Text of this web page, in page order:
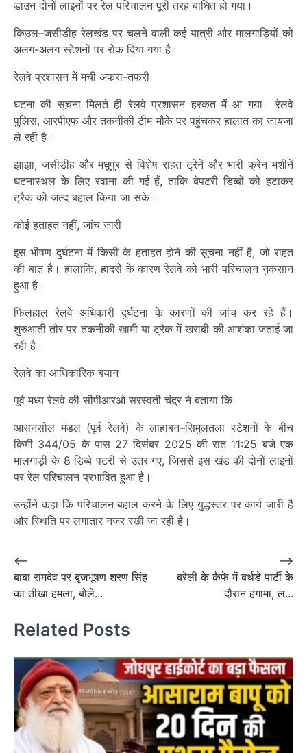
डाउन दोनों लाइनों पर रेल परिचालन पूरी तरह बाधित हो गया।
किउल–जसीडीह रेलखंड पर चलने वाली कई यात्री और मालगाड़ियों को
अलग-अलग स्टेशनों पर रोक दिया गया है।
रेलवे प्रशासन में मची अफरा-तफरी
घटना की सूचना मिलते ही रेलवे प्रशासन हरकत में आ गया। रेलवे
पुलिस, आरपीएफ और तकनीकी टीम मौके पर पहुंचकर हालात का जायजा
ले रही है।
झाझा, जसीडीह और मधुपुर से विशेष राहत ट्रेनें और भारी क्रेन मशीनें
घटनास्थल के लिए रवाना की गई हैं, ताकि बेपटरी डिब्बों को हटाकर
ट्रैक को जल्द बहाल किया जा सके।
कोई हताहत नहीं, जांच जारी
इस भीषण दुर्घटना में किसी के हताहत होने की सूचना नहीं है, जो राहत
की बात है। हालांकि, हादसे के कारण रेलवे को भारी परिचालन नुकसान
हुआ है।
फिलहाल रेलवे अधिकारी दुर्घटना के कारणों की जांच कर रहे हैं।
शुरुआती तौर पर तकनीकी खामी या ट्रैक में खराबी की आशंका जताई जा
रही है।
रेलवे का आधिकारिक बयान
पूर्व मध्य रेलवे की सीपीआरओ सरस्वती चंद्र ने बताया कि
आसनसोल मंडल (पूर्व रेलवे) के लाहाबन–सिमुलतला स्टेशनों के बीच
किमी 344/05 के पास 27 दिसंबर 2025 की रात 11:25 बजे एक
मालगाड़ी के 8 डिब्बे पटरी से उतर गए, जिससे इस खंड की दोनों लाइनों
पर रेल परिचालन प्रभावित हुआ है।
उन्होंने कहा कि परिचालन बहाल करने के लिए युद्धस्तर पर कार्य जारी है
और स्थिति पर लगातार नजर रखी जा रही है।
Post
navigation
⟵
बाबा रामदेव पर बृजभूषण शरण सिंह
का तीखा हमला, बोले...
बरेली के कैफे में बर्थडे पार्टी के
दौरान हंगामा, ल...
⟶
Related Posts